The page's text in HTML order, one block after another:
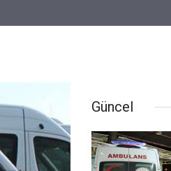
Güncel